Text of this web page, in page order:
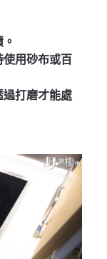
用砂布或百
過打磨才能處